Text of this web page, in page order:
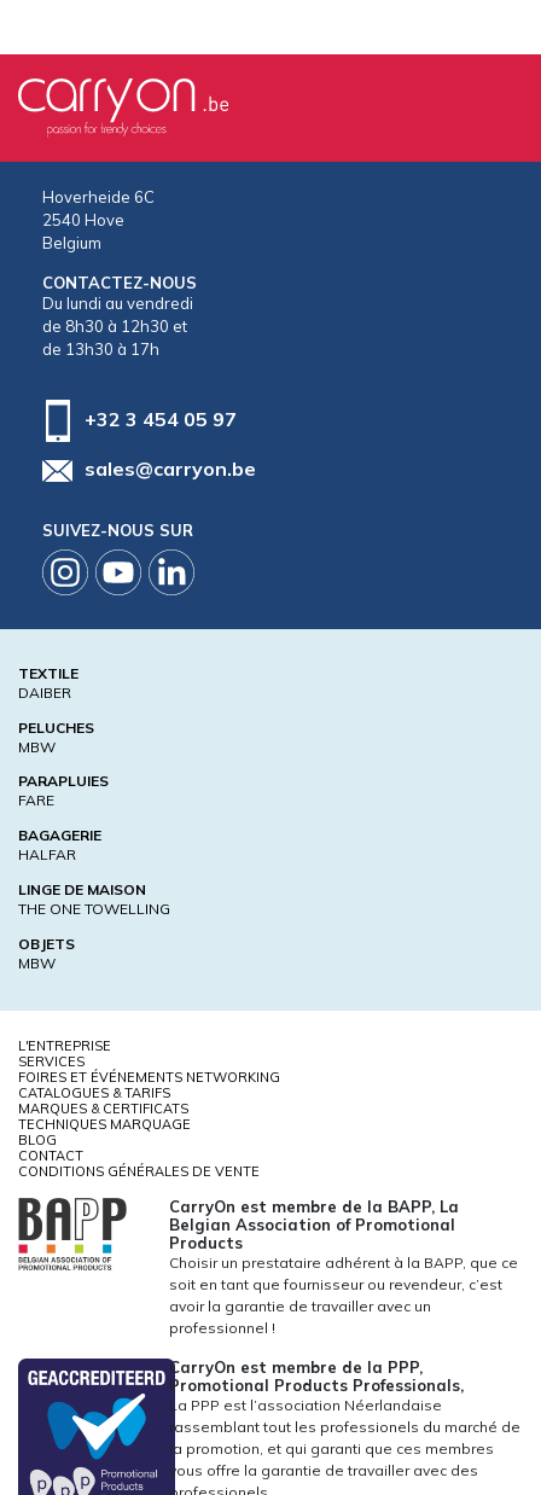
Hoverheide 6C
2540 Hove
Belgium
CONTACTEZ-NOUS
Du lundi au vendredi
de 8h30 à 12h30 et
de 13h30 à 17h
+32 3 454 05 97
sales@carryon.be
SUIVEZ-NOUS SUR
TEXTILE
DAIBER
PELUCHES
MBW
PARAPLUIES
FARE
BAGAGERIE
HALFAR
LINGE DE MAISON
THE ONE TOWELLING
OBJETS
MBW
L'ENTREPRISE
SERVICES
FOIRES ET ÉVÉNEMENTS NETWORKING
CATALOGUES & TARIFS
MARQUES & CERTIFICATS
TECHNIQUES MARQUAGE
BLOG
CONTACT
CONDITIONS GÉNÉRALES DE VENTE
CarryOn est membre de la BAPP, La
Belgian Association of Promotional
Products
Choisir un prestataire adhérent à la BAPP, que ce
soit en tant que fournisseur ou revendeur, c’est
avoir la garantie de travailler avec un
professionnel !
CarryOn est membre de la PPP,
Promotional Products Professionals,
La PPP est l’association Néerlandaise
rassemblant tout les professionels du marché de
la promotion, et qui garanti que ces membres
vous offre la garantie de travailler avec des